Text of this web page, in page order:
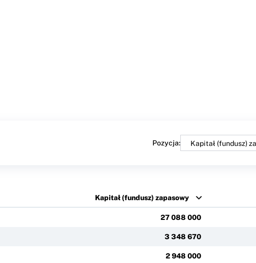
Pozycja:
Kapitał (fundusz) zapasowy
27 088 000
3 348 670
2 948 000